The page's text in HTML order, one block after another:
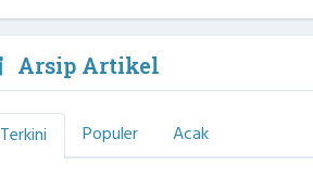
Arsip Artikel
Terkini Populer Acak